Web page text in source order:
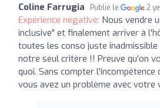
Coline Farrugia Publié le 2
Expérience négative: Nous vendre
inclusive" et finalement arriver à
toutes les conso juste
notre seul critère !! Preuve qu'on
quoi. Sans compter l'incompétence
vous avez un problème avec votre